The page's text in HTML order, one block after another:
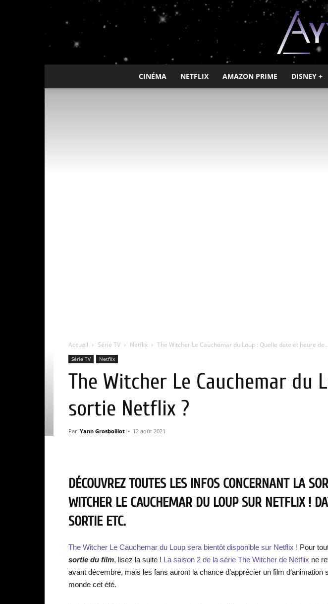
CINÉMA NETFLIX AMAZON PRIME DISNEY +
Accueil Série TV Netflix The Witcher Le Cauchemar du Loup : Quelle date et heure de...
Série TV Netflix
The Witcher Le Cauchemar du
sortie Netflix ?
Par Yann Grosboillot - 12 août 2021
DÉCOUVREZ TOUTES LES INFOS CONCERNANT LA
WITCHER LE CAUCHEMAR DU LOUP SUR NETFLIX !
SORTIE ETC.
The Witcher Le Cauchemar du Loup sera bientôt disponible sur Netflix ! Pour
sortie du film, lisez la suite ! La saison 2 de la série The Witcher de Netflix ne
avant décembre, mais les fans auront la chance d’apprécier un film d’animation
monde cet été.